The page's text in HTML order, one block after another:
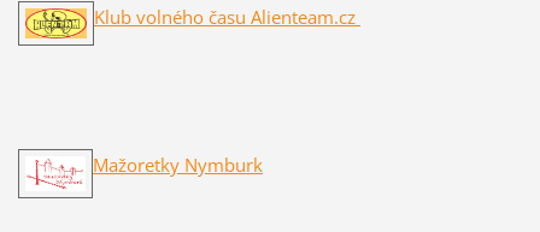
Klub volného času Alienteam.cz
Mažoretky Nymburk